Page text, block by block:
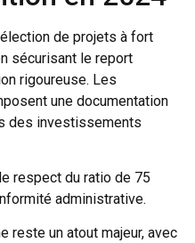
de projets à fort
sécurisant le report
rigoureuse. Les
une documentation
des investissements
respect du ratio de 75
administrative.
reste un atout majeur, avec